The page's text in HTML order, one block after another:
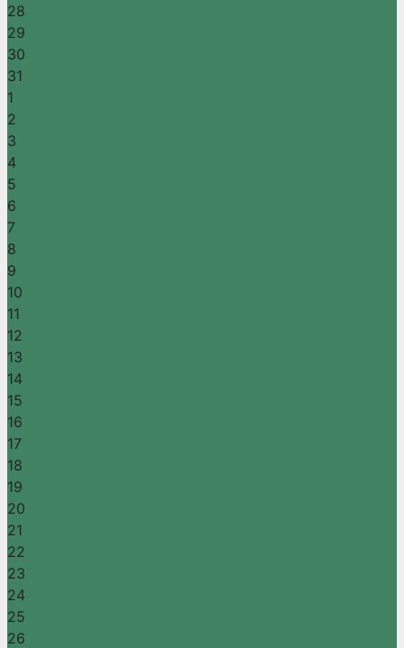
28
29
30
31
1
2
3
4
5
6
7
8
9
10
11
12
13
14
15
16
17
18
19
20
21
22
23
24
25
26